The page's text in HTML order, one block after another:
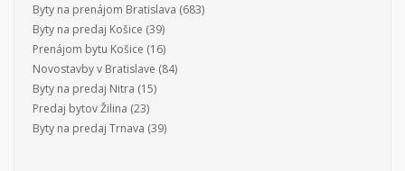
Byty na prenájom Bratislava (683)
Byty na predaj Košice (39)
Prenájom bytu Košice (16)
Novostavby v Bratislave (84)
Byty na predaj Nitra (15)
Predaj bytov Žilina (23)
Byty na predaj Trnava (39)